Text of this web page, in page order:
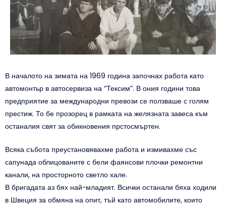
В началото на зимата на 1969 година започнах работа като
автомонтьр в автосервиза на “Тексим”. В ония години това
предприятие за международни превози се ползваше с голям
престиж. То бе прозорец в рамката на желязната завеса към
останалия свят за обикновения прстосмъртен.
Всяка събота преустановявахме работа и измивахме със
сапунада облицованите с бели фаянсови плочки ремонтни
канали, на просторното светло хале.
В бригадата аз бях най-младият. Всички останали бяха ходили
в Швеция за обмяна на опит, тъй като автомобилите, които